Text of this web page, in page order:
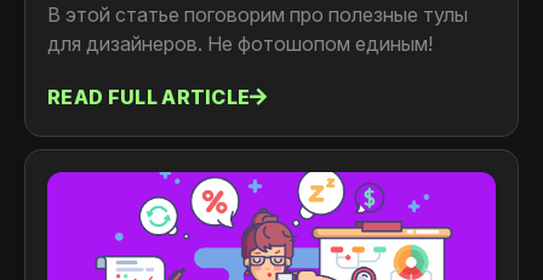
В этой статье поговорим про полезные тулы
для дизайнеров. Не фотошопом единым!
READ FULL ARTICLE